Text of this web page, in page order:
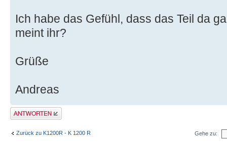
Ich habe das Gefühl, dass das Teil da
meint ihr?
Grüße
Andreas
Antwort schreiben
Zurück zu K1200R - K 1200 R Gehe zu: